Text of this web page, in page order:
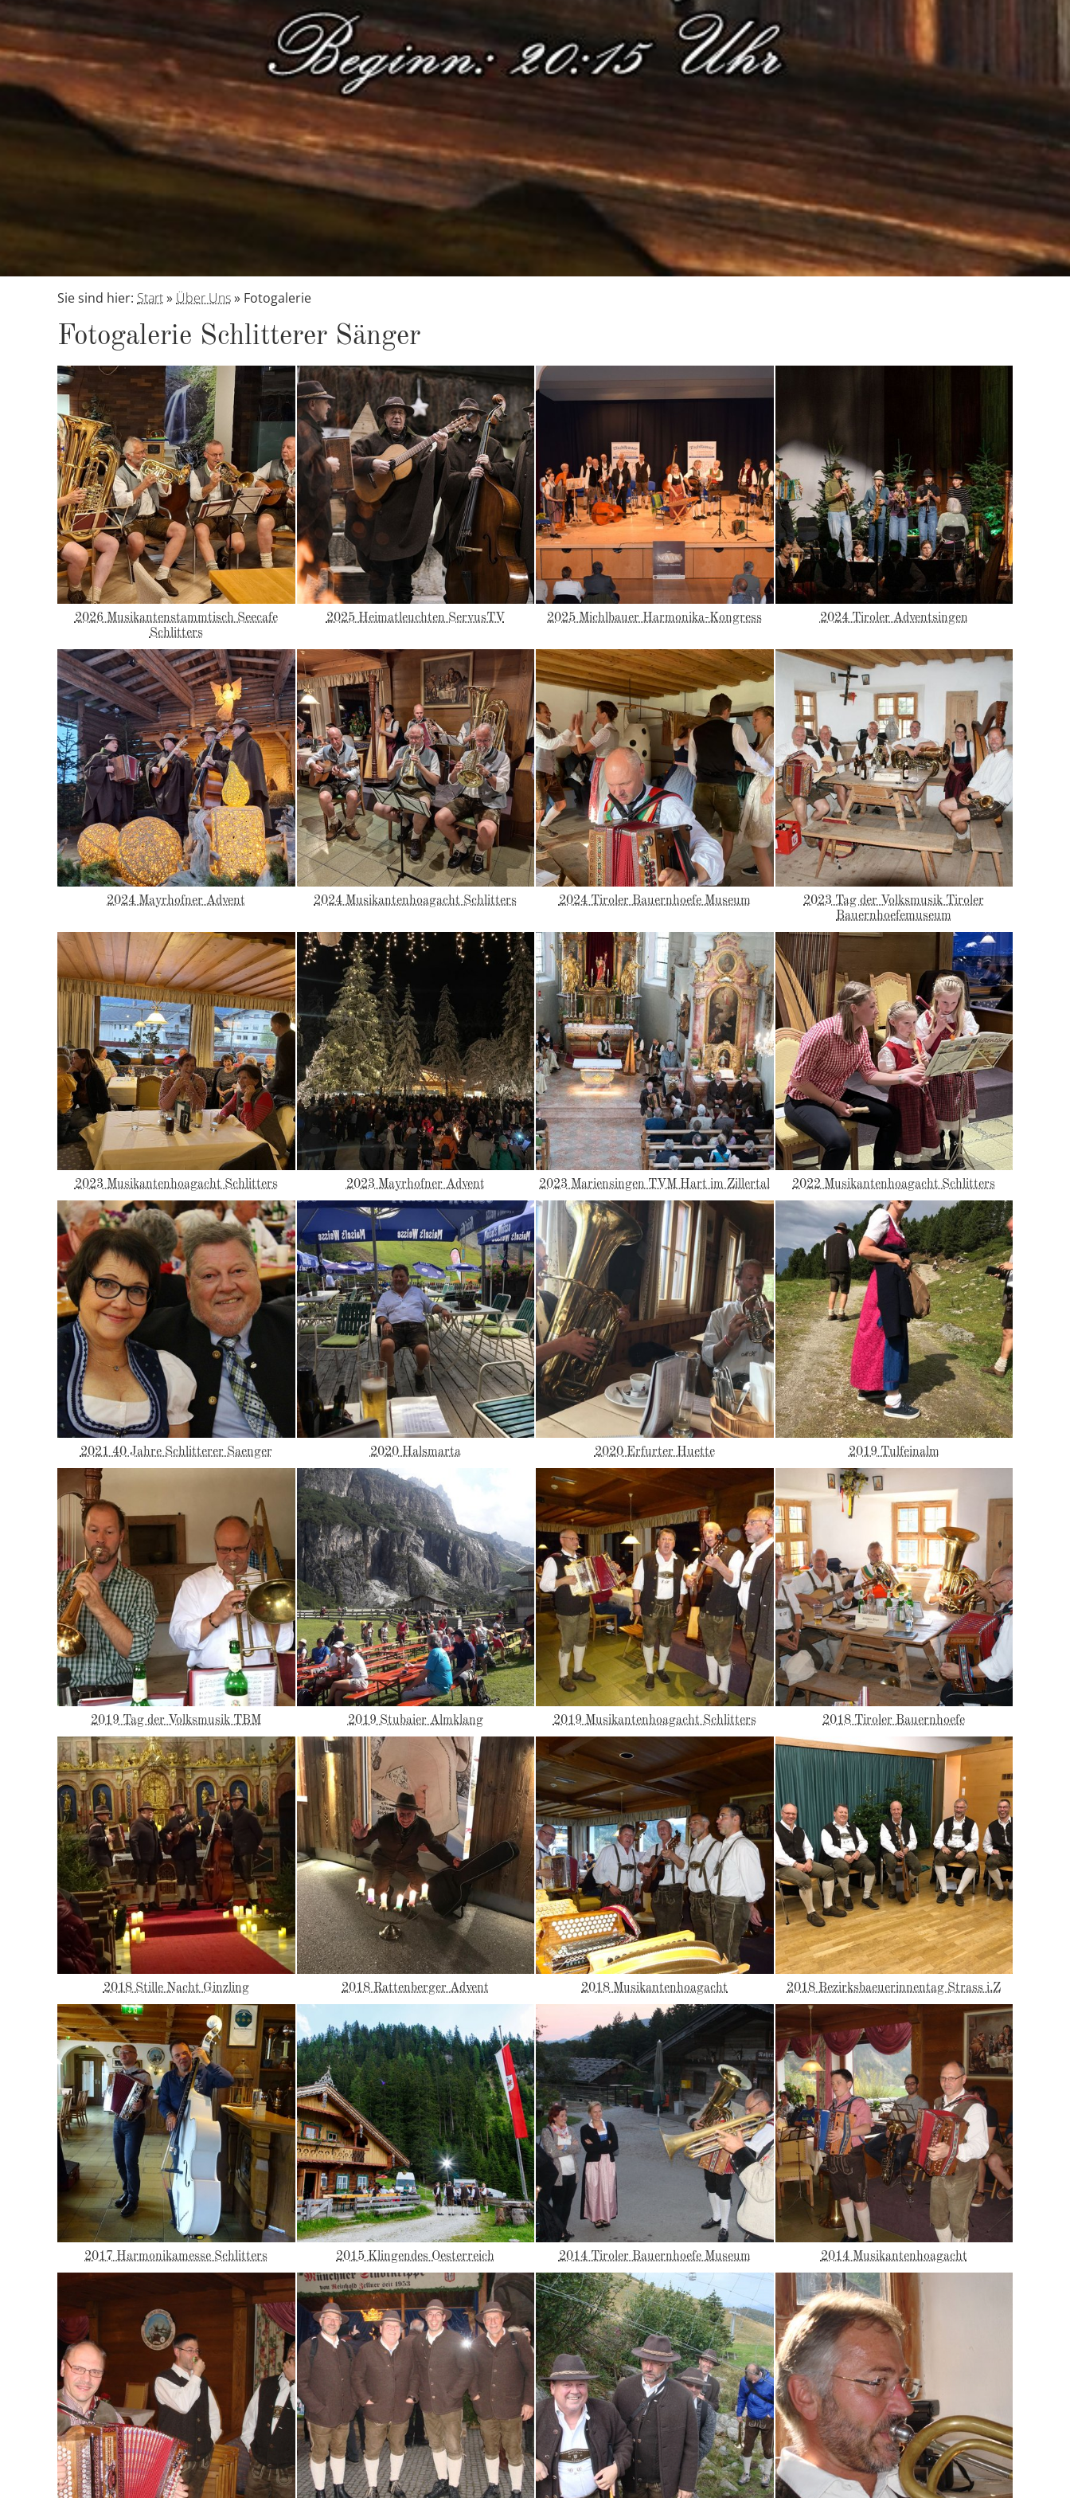
Sie sind hier: Start» Über Uns» Fotogalerie
Fo­to­ga­le­rie Schlit­te­rer Sän­ger
2026 Musikantenstammtisch Seecafe
Schlitters
2025 Heimatleuchten ServusTV 2025 Michlbauer Harmonika-Kongress 2024 Tiroler Adventsingen
2024 Mayrhofner Advent 2024 Musikantenhoagacht Schlitters 2024 Tiroler Bauernhoefe Museum
2023 Tag der Volksmusik Tiroler
Bauernhoefemuseum
2023 Musikantenhoagacht Schlitters 2023 Mayrhofner Advent 2023 Mariensingen TVM Hart im Zillertal 2022 Musikantenhoagacht Schlitters
2021 40 Jahre Schlitterer Saenger 2020 Halsmarta 2020 Erfurter Huette 2019 Tulfeinalm
2019 Tag der Volksmusik TBM 2019 Stubaier Almklang 2019 Musikantenhoagacht Schlitters 2018 Tiroler Bauernhoefe
2018 Stille Nacht Ginzling 2018 Rattenberger Advent 2018 Musikantenhoagacht 2018 Bezirksbaeuerinnentag Strass i.Z
2017 Harmonikamesse Schlitters 2015 Klingendes Oesterreich 2014 Tiroler Bauernhoefe Museum 2014 Musikantenhoagacht